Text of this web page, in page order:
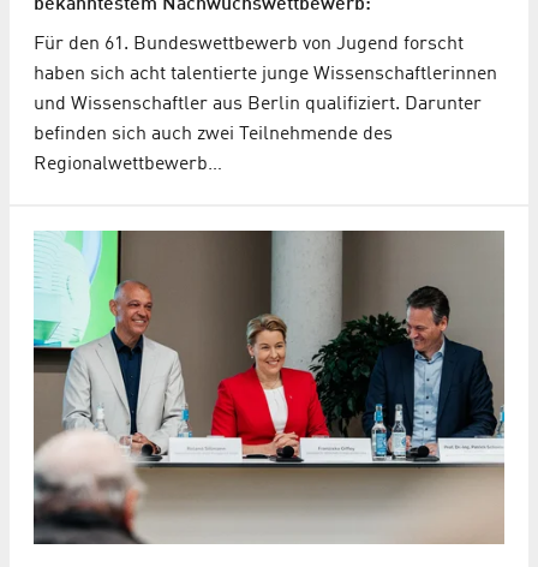
bekanntestem Nachwuchs­wettbewerb:
Für den 61. Bundeswettbewerb von Jugend forscht
haben sich acht talentierte junge Wissenschaftlerinnen
und Wissenschaftler aus Berlin qualifiziert. Darunter
befinden sich auch zwei Teilnehmende des
Regionalwettbewerb…